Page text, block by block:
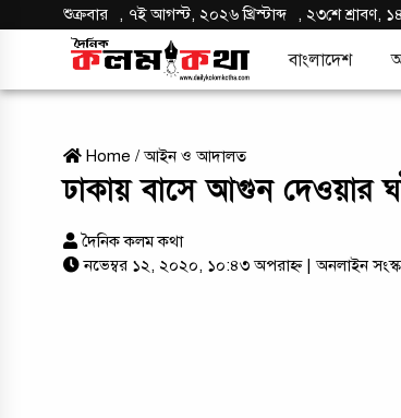
শুক্রবার , ৭ই আগস্ট, ২০২৬ খ্রিস্টাব্দ ,২৩শে শ্রাবণ,
বাংলাদেশ
Home /আইন ও আদালত
ঢাকায় বাসে আগুন দেওয়ার
দৈনিক কলম কথা
নভেম্বর ১২, ২০২০, ১০:৪৩ অপরাহ্ন | অনলাইন